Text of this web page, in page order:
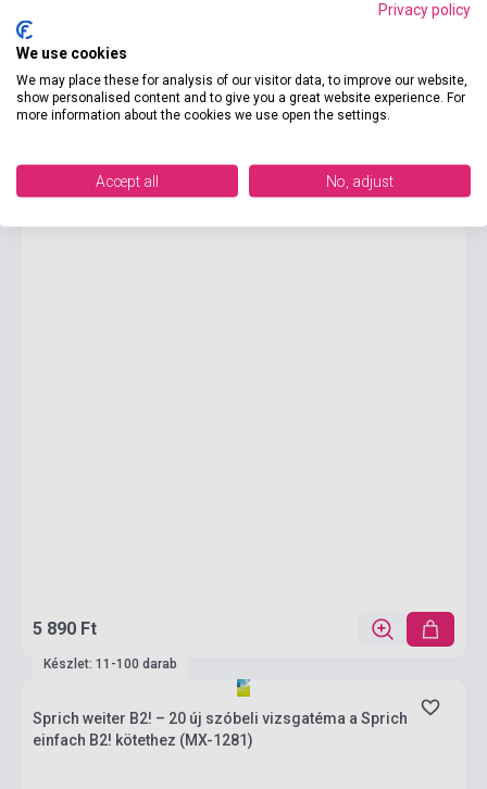
6 990 Ft
Készlet: 11-100 darab
5 890 Ft
Készlet: 11-100 darab
Sprich weiter B2! – 20 új szóbeli vizsgatéma a Sprich
einfach B2! kötethez (MX-1281)
Privacy policy
We use cookies
We may place these for analysis of our visitor data, to improve our website,
show personalised content and to give you a great website experience. For
more information about the cookies we use open the settings.
Accept all No, adjust